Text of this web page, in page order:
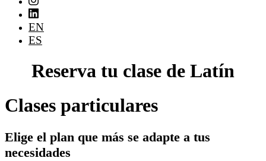
EN
ES
Reserva tu clase de Latín
Clases particulares
Elige el plan que más se adapte a tus
necesidades